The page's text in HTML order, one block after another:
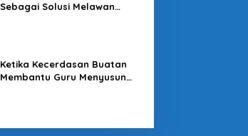
Sebagai Solusi Melawan
Ketika Kecerdasan Buatan
Membantu Guru Menyusun